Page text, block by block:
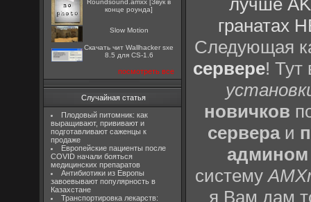
Roundsound.amxx [Звук в
конце роунда]
Slow Motion
Скачать чит Wallhacker sxe
8.5 для CS-1.6
посмотреть все
Случайная статья
Плодовый питомник: как
выращивают, прививают и
подготавливают саженцы к
продаже
Европейские пациенты после
COVID начали бояться
медицинских препаратов
Антибиотики из Европы
завоевывают популярность в
Казахстане
Транспортировка лекарств:
лучше
гранатах
Следующая
сервере! Тут
новичков
сервераи
админом
систему
я Вам дам